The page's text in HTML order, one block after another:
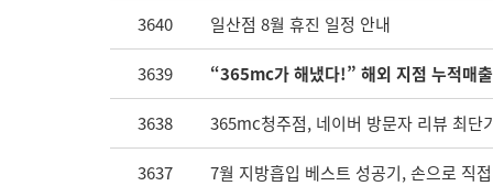
3640 일산점 8월 휴진 일정 안내
3639 “365mc가 해냈다!” 해외 지점 누적매
3638 365mc청주점, 네이버 방문자 리뷰 최단
3637 7월 지방흡입 베스트 성공기, 손으로 직